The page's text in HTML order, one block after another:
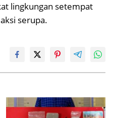
lingkungan setempat
serupa.